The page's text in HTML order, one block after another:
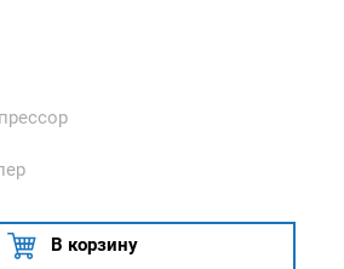
В корзину